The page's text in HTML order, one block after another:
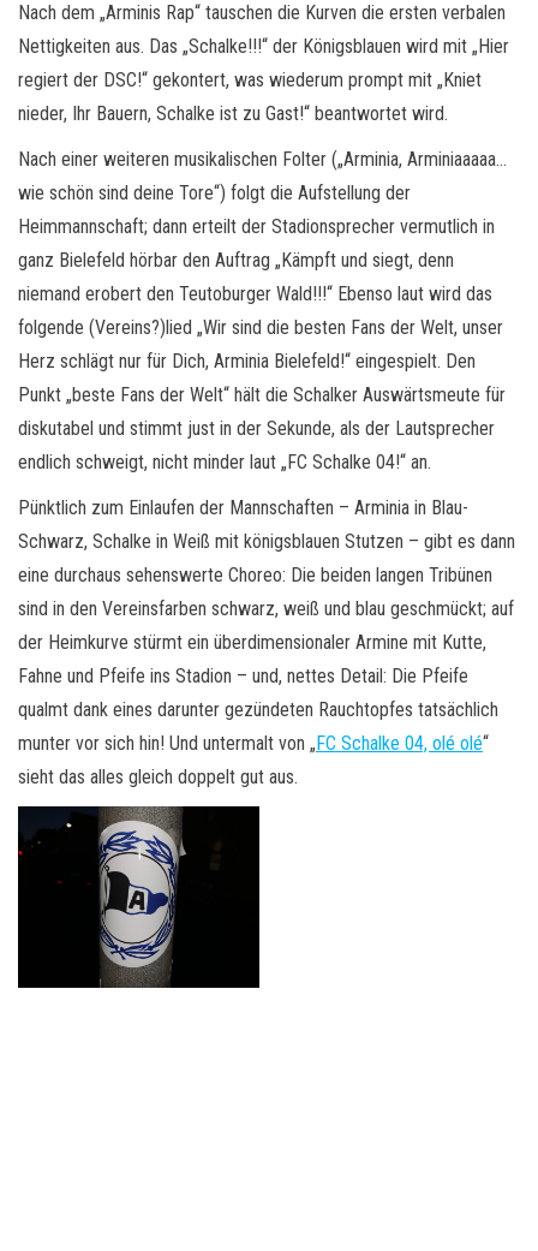
Nach dem „Arminis Rap“ tauschen die Kurven die ersten verbalen
Nettigkeiten aus. Das „Schalke!!!“ der Königsblauen wird mit „Hier
regiert der DSC!“ gekontert, was wiederum prompt mit „Kniet
nieder, Ihr Bauern, Schalke ist zu Gast!“ beantwortet wird.
Nach einer weiteren musikalischen Folter („Arminia, Arminiaaaaa…
wie schön sind deine Tore“) folgt die Aufstellung der
Heimmannschaft; dann erteilt der Stadionsprecher vermutlich in
ganz Bielefeld hörbar den Auftrag „Kämpft und siegt, denn
niemand erobert den Teutoburger Wald!!!“ Ebenso laut wird das
folgende (Vereins?)lied „Wir sind die besten Fans der Welt, unser
Herz schlägt nur für Dich, Arminia Bielefeld!“ eingespielt. Den
Punkt „beste Fans der Welt“ hält die Schalker Auswärtsmeute für
diskutabel und stimmt just in der Sekunde, als der Lautsprecher
endlich schweigt, nicht minder laut „FC Schalke 04!“ an.
Pünktlich zum Einlaufen der Mannschaften – Arminia in Blau-
Schwarz, Schalke in Weiß mit königsblauen Stutzen – gibt es dann
eine durchaus sehenswerte Choreo: Die beiden langen Tribünen
sind in den Vereinsfarben schwarz, weiß und blau geschmückt; auf
der Heimkurve stürmt ein überdimensionaler Armine mit Kutte,
Fahne und Pfeife ins Stadion – und, nettes Detail: Die Pfeife
qualmt dank eines darunter gezündeten Rauchtopfes tatsächlich
munter vor sich hin! Und untermalt von „FC Schalke 04, olé olé“
sieht das alles gleich doppelt gut aus.